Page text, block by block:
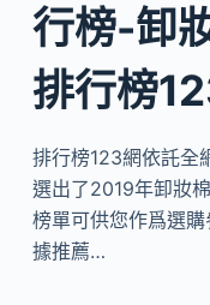
行榜-卸
排行榜
排行榜123網依託全
選出了2019年卸妝
榜單可供您作爲選
據推薦…